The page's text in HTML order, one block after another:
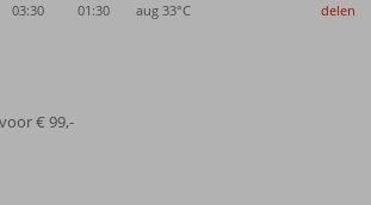
03:30 01:30 aug 33°C delen
€ 99,-